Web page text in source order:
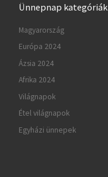
Ünnepnap kategóriák
Magyarország
Európa 2024
Ázsia 2024
Afrika 2024
Világnapok
Étel világnapok
Egyházi ünnepek